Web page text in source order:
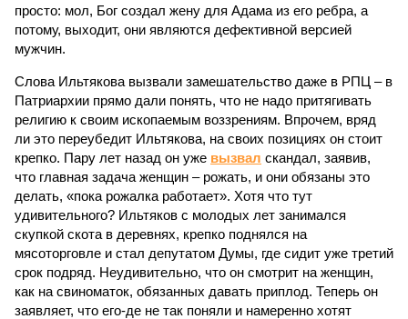
просто: мол, Бог создал жену для Адама из его ребра, а
потому, выходит, они являются дефективной версией
мужчин.
Слова Ильтякова вызвали замешательство даже в РПЦ – в
Патриархии прямо дали понять, что не надо притягивать
религию к своим ископаемым воззрениям. Впрочем, вряд
ли это переубедит Ильтякова, на своих позициях он стоит
крепко. Пару лет назад он уже вызвал скандал, заявив,
что главная задача женщин – рожать, и они обязаны это
делать, «пока рожалка работает». Хотя что тут
удивительного? Ильтяков с молодых лет занимался
скупкой скота в деревнях, крепко поднялся на
мясоторговле и стал депутатом Думы, где сидит уже третий
срок подряд. Неудивительно, что он смотрит на женщин,
как на свиноматок, обязанных давать приплод. Теперь он
заявляет, что его-де не так поняли и намеренно хотят